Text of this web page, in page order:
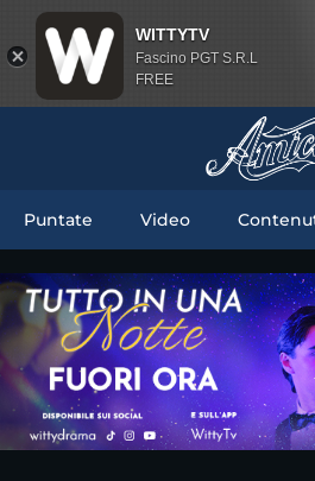
Puntate Video
WITTYTV
Fascino PGT S.R.L
FREE